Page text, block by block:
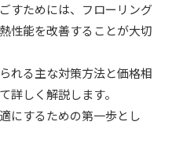
すためには、フローリング
性能を改善することが大切
れる主な対策方法と価格相
詳しく解説します。
にするための第一歩とし